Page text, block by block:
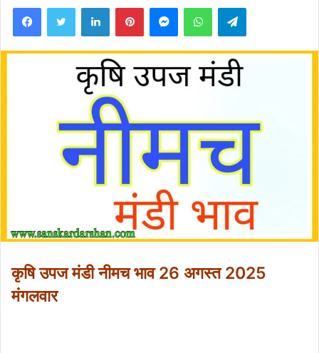
FacebookTwitter LinkedInPinterestMessengerWhatsAppTelegram
कृषि उपज मंडी नीमच भाव 26 अगस्त 2025
मंगलवार